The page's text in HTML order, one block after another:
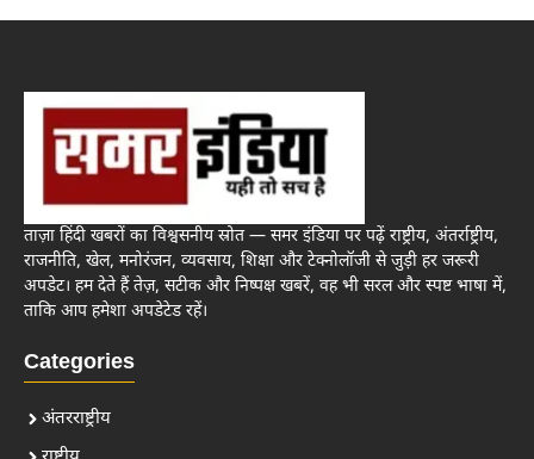
ताज़ा हिंदी खबरों का विश्वसनीय स्रोत — समर इंडिया पर पढ़ें राष्ट्रीय, अंतर्राष्ट्रीय,
राजनीति, खेल, मनोरंजन, व्यवसाय, शिक्षा और टेक्नोलॉजी से जुड़ी हर जरूरी
अपडेट। हम देते हैं तेज़, सटीक और निष्पक्ष खबरें, वह भी सरल और स्पष्ट भाषा में,
ताकि आप हमेशा अपडेटेड रहें।
Categories
अंतरराष्ट्रीय